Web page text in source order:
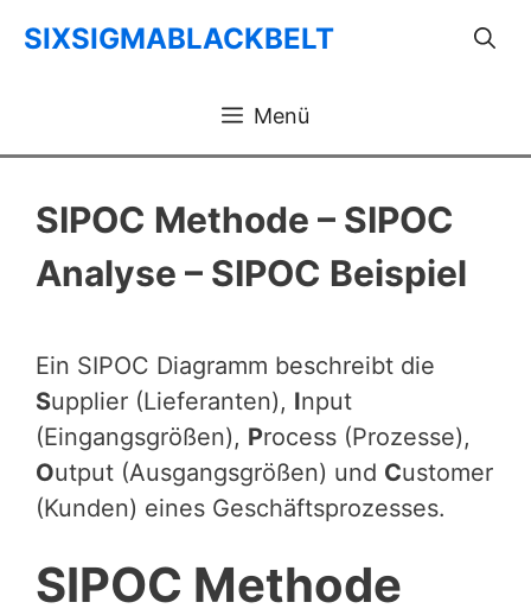
Inhalt
SIXSIGMABLACKBELT
Menü
SIPOC Methode – SIPOC
Analyse – SIPOC Beispiel
Ein SIPOC Diagramm beschreibt die
Supplier (Lieferanten), Input
(Eingangsgrößen), Process (Prozesse),
Output (Ausgangsgrößen) und Customer
(Kunden) eines Geschäftsprozesses.
SIPOC Methode